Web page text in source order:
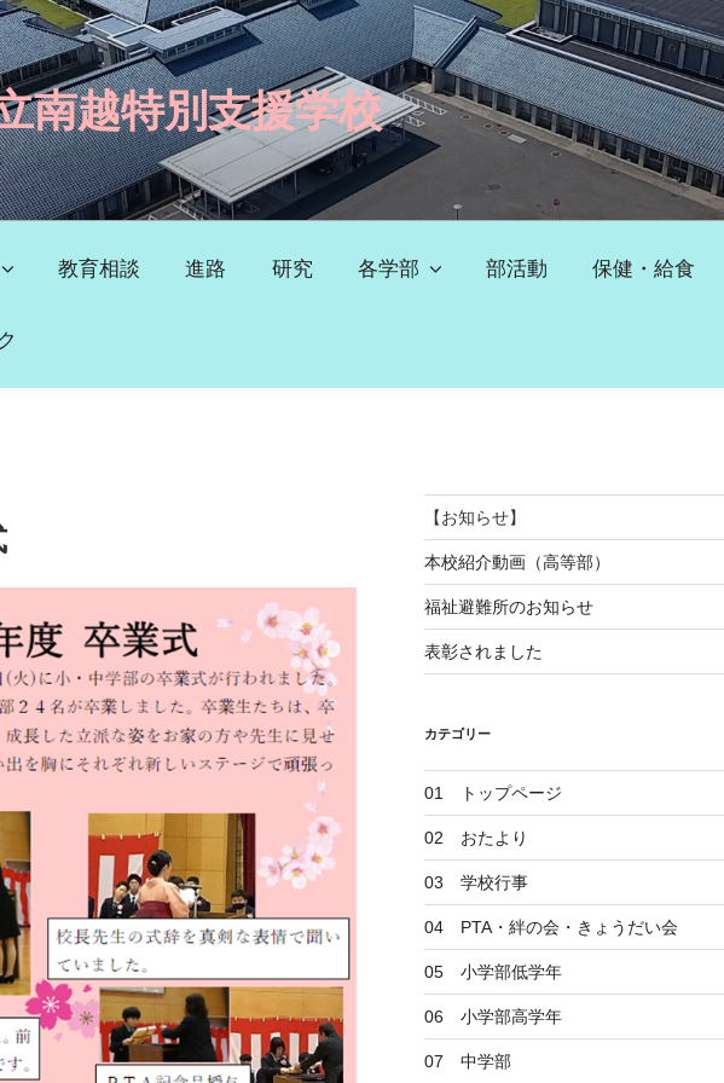
南越特別支援学校
教育相談 進路 研究 各学部 部活動 保健・給食
【お知らせ】
本校紹介動画（高等部）
福祉避難所のお知らせ
表彰されました
カテゴリー
01 トップページ
02 おたより
03 学校行事
04 PTA・絆の会・きょうだい会
05 小学部低学年
06 小学部高学年
07 中学部